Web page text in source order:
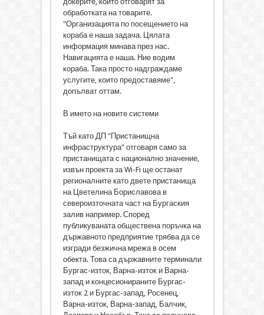
обработката на товарите.
"Организацията по посещението на
кораба е наша задача. Цялата
информация минава през нас.
Навигацията е наша. Ние водим
кораба. Така просто надграждаме
услугите, които предоставяме",
допълват оттам.
В името на новите системи
Тъй като ДП "Пристанищна
инфраструктура" отговаря само за
пристанищата с национално значение,
извън проекта за Wi-Fi ще останат
регионалните като двете пристанища
на Цветелина Бориславова в
североизточната част на Бургаския
залив например. Според
публикуваната обществена поръчка на
държавното предприятие трябва да се
изгради безжична мрежа в осем
обекта. Това са държавните терминали
Бургас-изток, Варна-изток и Варна-
запад и концесионираните Бургас-
изток 2 и Бургас-запад, Росенец,
Варна-изток, Варна-запад, Балчик,